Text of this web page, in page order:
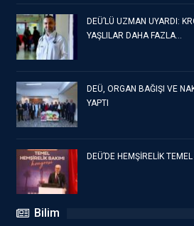
DEÜ’LÜ UZMAN UYARDI:
YAŞLILAR DAHA FAZLA…
DEÜ, ORGAN BAĞIŞI VE
YAPTI
DEÜ’DE HEMŞİRELİK
Bilim